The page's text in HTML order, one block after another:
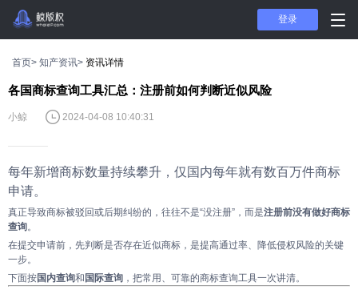
登录
首页> 知产资讯> 资讯详情
各国商标查询工具汇总：注册前如何判断近似风险
小鲸 2024-04-08 10:40:31
每年新增商标数量持续攀升，仅国内每年就有数百万件商标
申请。
真正导致商标被驳回或后期纠纷的，往往不是“没注册”，而是注册前没有做好商标
查询。
在提交申请前，先判断是否存在近似商标，是提高通过率、降低侵权风险的关键
一步。
下面按国内查询和 国际查询 ，把常用、可靠的商标查询工具一次讲清。